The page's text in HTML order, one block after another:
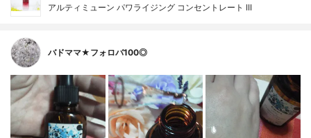
アルティミューン パワライジング コンセントレート III
バドママ★フォロバ100◎